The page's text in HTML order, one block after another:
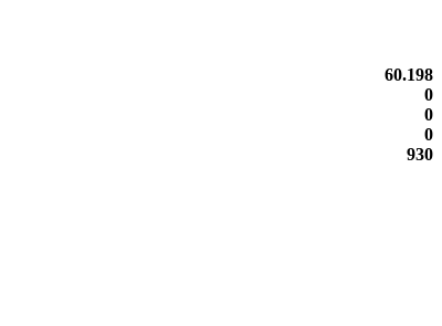
60.198
0
0
0
930